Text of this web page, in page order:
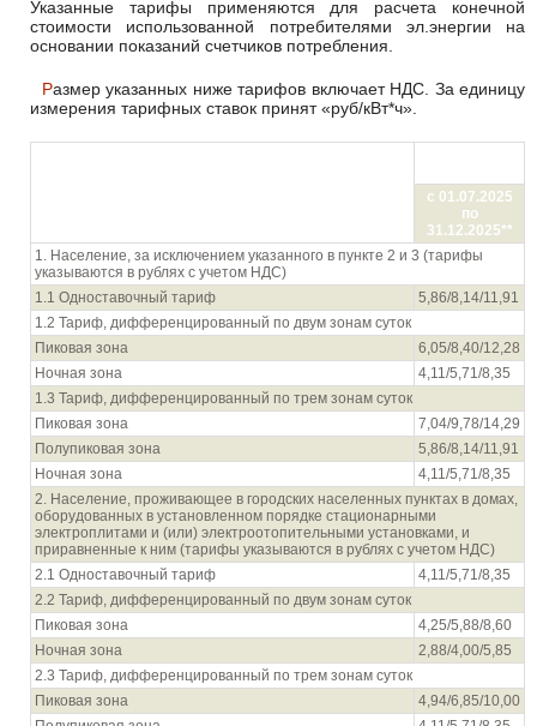
Указанные тарифы применяются для расчета конечной
стоимости использованной потребителями эл.энергии на
основании показаний счетчиков потребления.
Размер указанных ниже тарифов включает НДС. За единицу
измерения тарифных ставок принят «руб/кВт*ч».
с 01.07.2025
по
31.12.2025**
1. Население, за исключением указанного в пункте 2 и 3 (тарифы
указываются в рублях с учетом НДС)
1.1 Одноставочный тариф
5,86/8,14/11,91
1.2 Тариф, дифференцированный по двум зонам суток
Пиковая зона
6,05/8,40/12,28
Ночная зона
4,11/5,71/8,35
1.3 Тариф, дифференцированный по трем зонам суток
Пиковая зона
7,04/9,78/14,29
Полупиковая зона
5,86/8,14/11,91
Ночная зона
4,11/5,71/8,35
2. Население, проживающее в городских населенных пунктах в домах,
оборудованных в установленном порядке стационарными
электроплитами и (или) электроотопительными установками, и
приравненные к ним (тарифы указываются в рублях с учетом НДС)
2.1 Одноставочный тариф
4,11/5,71/8,35
2.2 Тариф, дифференцированный по двум зонам суток
Пиковая зона
4,25/5,88/8,60
Ночная зона
2,88/4,00/5,85
2.3 Тариф, дифференцированный по трем зонам суток
Пиковая зона
4,94/6,85/10,00